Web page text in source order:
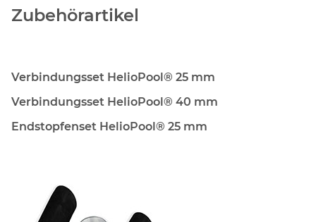
Zubehörartikel
Verbindungsset HelioPool® 25 mm
Verbindungsset HelioPool® 40 mm
Endstopfenset HelioPool® 25 mm